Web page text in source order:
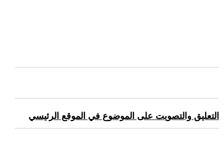
التعليق والتصويت على الموضوع في الموقع الرئيسي